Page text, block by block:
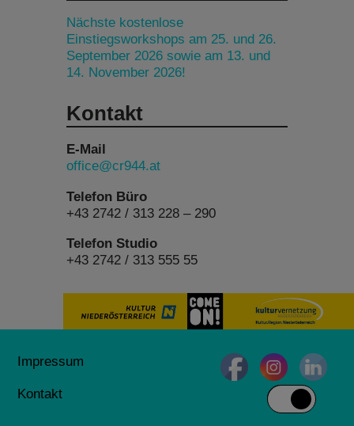
Nächste kostenlose
Einstiegsworkshops am 25. und 26.
September 2026 sowie am 13. und
14. November 2026!
Kontakt
E-Mail
office@cr944.at
Telefon Büro
+43 2742 / 313 228 – 290
Telefon Studio
+43 2742 / 313 555 55
Impressum
Kontakt